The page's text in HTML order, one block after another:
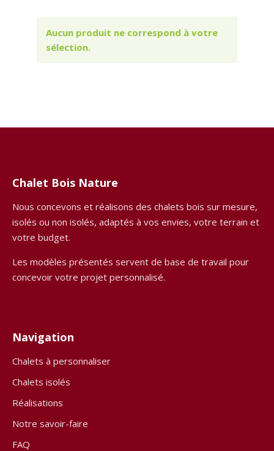
Aucun produit ne correspond à votre
sélection.
Chalet Bois Nature
Nous concevons et réalisons des chalets bois sur mesure,
isolés ou non isolés, adaptés à vos envies, votre terrain et
votre budget.
Les modèles présentés servent de base de travail pour
concevoir votre projet personnalisé.
Navigation
Chalets à personnaliser
Chalets isolés
Réalisations
Notre savoir-faire
FAQ